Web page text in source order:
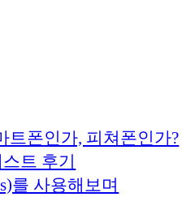
트폰인가, 피쳐폰인가?
트 후기
를 사용해보며